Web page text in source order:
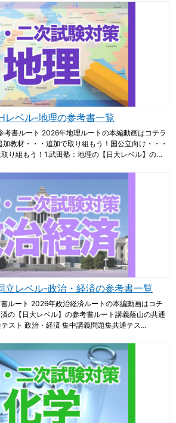
レベル-地理の参考書一覧
書ルート 2026年地理ルートの本編動画はコチラ
教材・・・追加で取り組もう！国公立向け・・・
り組もう！1.武田塾：地理の【日大レベル】の…
立レベル-政治・経済の参考書一覧
ルート 2026年政治経済ルートの本編動画はコチ
の【日大レベル】の参考書ルート講義蔭山の共通
スト 政治・経済 集中講義問題集共通テス…